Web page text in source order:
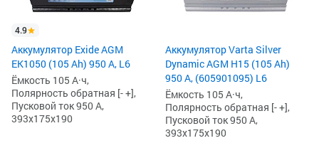
4.9
Аккумулятор Exide AGM
EK1050 (105 Ah) 950 А, L6
Ёмкость 105 А·ч,
Полярность обратная [- +],
Пусковой ток 950 А,
393x175x190
Аккумулятор Varta Silver
Dynamic AGM H15 (105 Ah)
950 А, (605901095) L6
Ёмкость 105 А·ч,
Полярность обратная [- +],
Пусковой ток 950 А,
393x175x190